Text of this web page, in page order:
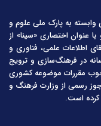
وابسته به پارک ملی علوم و
عنوان اختصاری «سینا» از
ارتقای اطلاعات علمی، فناوری و
در فرهنگ‌سازی و ترویج
مقررات موضوعه کشوری
رسمی از وزارت فرهنگ و